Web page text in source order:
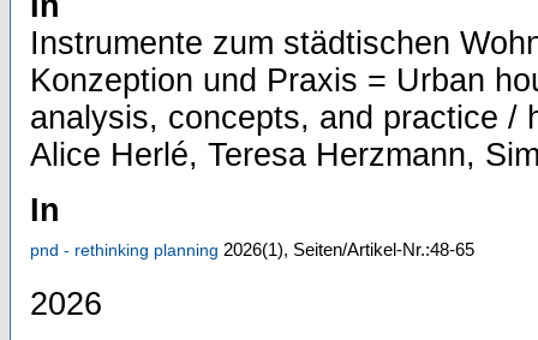
Instrumente zum städtischen
Konzeption und Praxis = Urban
analysis, concepts, and practice /
Alice Herlé, Teresa Herzmann,
In
pnd - rethinking planning 2026(1), Seiten/Artikel-Nr.:48-65
2026